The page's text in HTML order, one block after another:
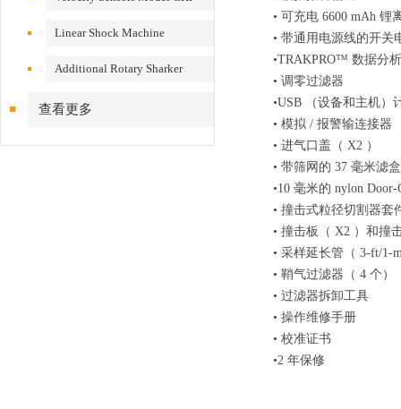
Linear Shock Machine
Additional Rotary Sharker
查看更多
• 可充电 6600 mAh 锂
• 带通用电源线的开关
•TRAKPRO™ 数据分
• 调零过滤器
•USB （设备和主机）
• 模拟 / 报警输连接器
• 进气口盖（ X2 ）
• 带筛网的 37 毫米滤盒
•10 毫米的 nylon
• 撞击式粒径切割器套
• 撞击板（ X2 ）和撞
• 采样延长管（ 3-ft/1-
• 鞘气过滤器（ 4 个）
• 过滤器拆卸工具
• 操作维修手册
• 校准证书
•2 年保修